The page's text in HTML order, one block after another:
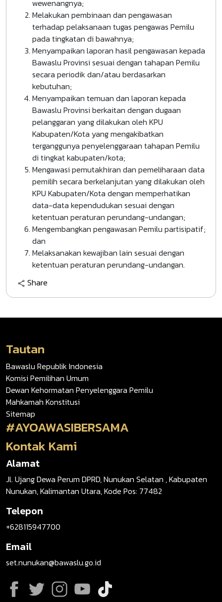
wewenangnya;
Melakukan pembinaan dan pengawasan
terhadap pelaksanaan tugas pengawas Pemilu
pada tingkatan di bawahnya;
Menyampaikan laporan hasil pengawasan kepada
Bawaslu Provinsi sesuai dengan tahapan Pemilu
secara periodik dan/atau berdasarkan
kebutuhan;
Menyampaikan temuan dan laporan kepada
Bawaslu Provinsi berkaitan dengan dugaan
pelanggaran yang dilakukan oleh KPU
Kabupaten/Kota yang mengakibatkan
terganggunya penyelenggaraan tahapan Pemilu
di tingkat kabupaten/kota;
Mengawasi pemutakhiran dan pemeliharaan data
pemilih secara berkelanjutan yang dilakukan oleh
KPU Kabupaten/Kota dengan memperhatikan
data-data kependudukan sesuai dengan
ketentuan peraturan perundang-undangan;
Mengembangkan pengawasan Pemilu partisipatif;
dan
Melaksanakan kewajiban lain sesuai dengan
ketentuan peraturan perundang-undangan.
Share
Tautan
Bawaslu Republik Indonesia
Komisi Pemilihan Umum
Dewan Kehormatan Penyelenggara Pemilu
Mahkamah Konstitusi
Sitemap
#AYOAWASIBERSAMA
Kontak Kami
Alamat
Jl. Ujang Dewa Perum DPRD, Nunukan Selatan , Kabupaten
Nunukan, Kalimantan Utara, Kode Pos: 77482
Telepon
+628115947700
Email
set.nunukan@bawaslu.go.id